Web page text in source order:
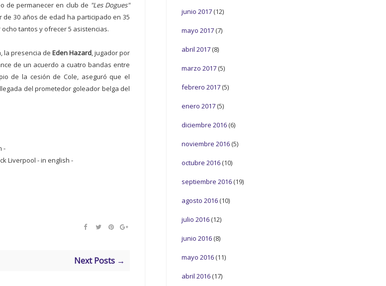
de permanecer en club de "Les Dogues"
30 años de edad ha participado en 35
tantos y ofrecer 5 asistencias.
la presencia de Eden Hazard, jugador por
de un acuerdo a cuatro bandas entre
de la cesión de Cole, aseguró que el
del prometedor goleador belga del
-
Liverpool - in english -
Next Posts →
junio 2017 (12)
mayo 2017 (7)
abril 2017 (8)
marzo 2017 (5)
febrero 2017 (5)
enero 2017 (5)
diciembre 2016 (6)
noviembre 2016 (5)
octubre 2016 (10)
septiembre 2016 (19)
agosto 2016 (10)
julio 2016 (12)
junio 2016 (8)
mayo 2016 (11)
abril 2016 (17)